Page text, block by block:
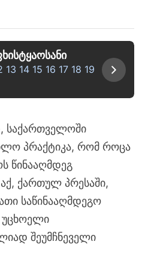
14 15 16 17 18 19
საქართველოში
პრაქტიკა, რომ როცა
წინააღმდეგ
ქართულ პრესაში,
საწინააღმდეგო
შეუმჩნეველი